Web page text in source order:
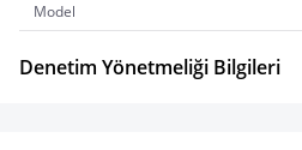
Model
Denetim Yönetmeliği Bilgileri